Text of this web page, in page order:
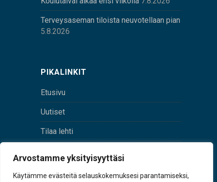
Arvostamme yksityisyyttäsi
Käytämme evästeitä selauskokemuksesi parantamiseksi,
Terveysaseman tiloista neuvotellaan pian
5.8.2026
PIKALINKIT
Etusivu
Uutiset
Tilaa lehti